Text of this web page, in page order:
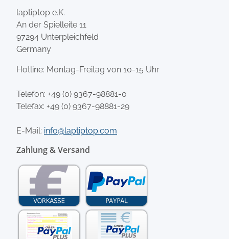
laptiptop e.K.
An der Spielleite 11
97294 Unterpleichfeld
Germany
Hotline: Montag-Freitag von 10-15 Uhr
Telefon: +49 (0) 9367-98881-0
Telefax: +49 (0) 9367-98881-29
E-Mail: info@laptiptop.com
Zahlung & Versand